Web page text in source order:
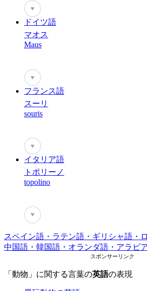
♥
ドイツ語
マオス
Maus
♥
フランス語
スーリ
souris
♥
イタリア語
トポリーノ
topolino
♥
スペイン語・ラテン語・ギリシャ語・
中国語・韓国語・オランダ語・アラビ
スポンサーリンク
「動物」に関する言葉の英語の表現